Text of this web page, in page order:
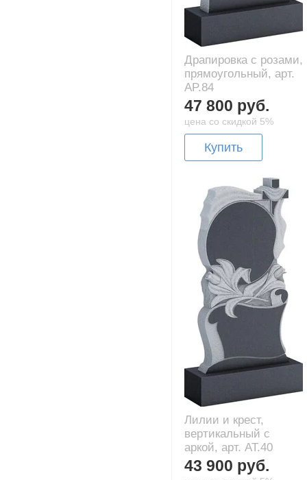
Драпировка с розами,
прямоугольный, арт.
AP.84
47 800 руб.
цена со скидкой 5%
Купить
Лилии и крест,
вертикальный с
аркой, арт. AT.40
43 900 руб.